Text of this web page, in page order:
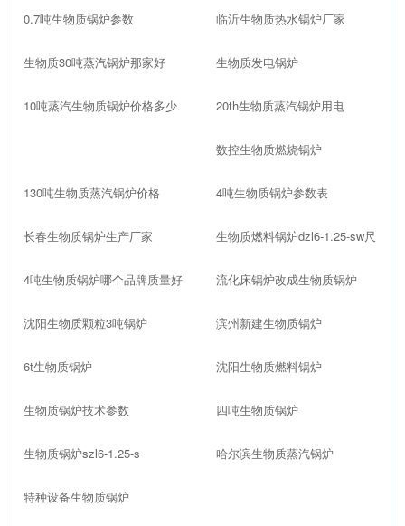
0.7吨生物质锅炉参数
生物质30吨蒸汽锅炉那家好
10吨蒸汽生物质锅炉价格多少
临沂生物质热水锅炉厂家
生物质发电锅炉
20th生物质蒸汽锅炉用电
数控生物质燃烧锅炉
130吨生物质蒸汽锅炉价格
长春生物质锅炉生产厂家
4吨生物质锅炉哪个品牌质量好
沈阳生物质颗粒3吨锅炉
6t生物质锅炉
生物质锅炉技术参数
4吨生物质锅炉参数表
生物质燃料锅炉dzl6-1.25-sw尺
流化床锅炉改成生物质锅炉
滨州新建生物质锅炉
沈阳生物质燃料锅炉
四吨生物质锅炉
生物质锅炉szl6-1.25-s
特种设备生物质锅炉
哈尔滨生物质蒸汽锅炉